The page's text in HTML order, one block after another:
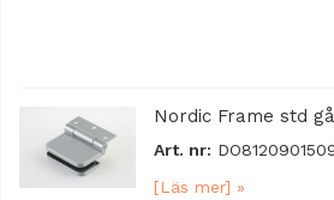
Nordic Frame std
Art. nr:
[Läs mer] »